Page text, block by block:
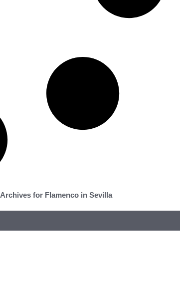
Archives for Flamenco in Sevilla